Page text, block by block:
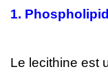
1.
Le lecithine est